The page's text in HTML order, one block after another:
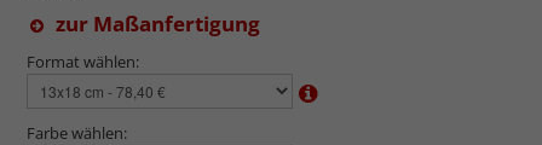
zur Maßanfertigung
Format wählen:
Farbe wählen: